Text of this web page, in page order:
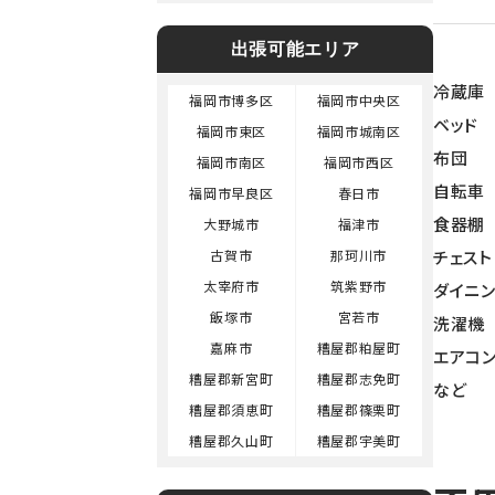
冷蔵庫
ベッド
布団
自転車
食器棚
チェスト
ダイニ
洗濯機
エアコン
など
出張可能エリア
福岡市博多区
福岡市中央区
福岡市東区
福岡市城南区
福岡市南区
福岡市西区
福岡市早良区
春日市
大野城市
福津市
古賀市
那珂川市
太宰府市
筑紫野市
飯塚市
宮若市
嘉麻市
糟屋郡粕屋町
糟屋郡新宮町
糟屋郡志免町
糟屋郡須恵町
糟屋郡篠栗町
糟屋郡久山町
糟屋郡宇美町